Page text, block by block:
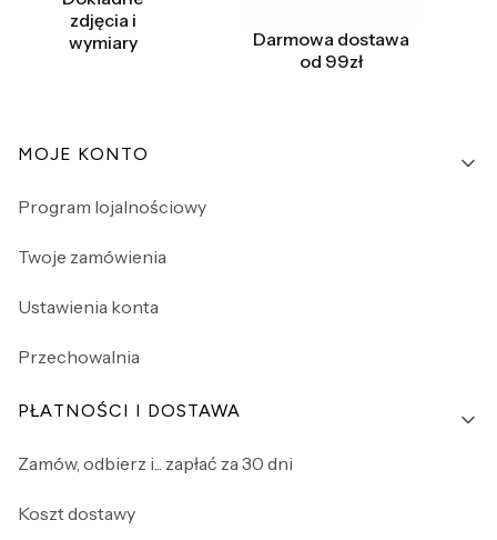
zdjęcia i
wymiary
Darmowa dostawa
od 99zł
Linki w stopce
MOJE KONTO
Program lojalnościowy
Twoje zamówienia
Ustawienia konta
Przechowalnia
PŁATNOŚCI I DOSTAWA
Zamów, odbierz i... zapłać za 30 dni
Koszt dostawy